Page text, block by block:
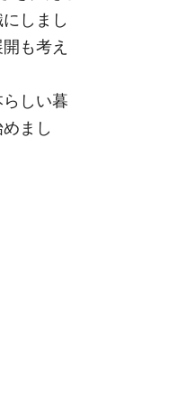
しまし
も考え
しい暮
まし